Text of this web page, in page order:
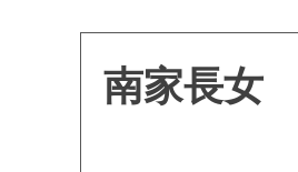
南家長女